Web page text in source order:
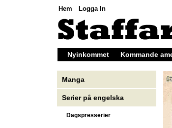
Hem Logga In
Nyinkommet Kommande
Manga
Serier på engelska
Dagspresserier